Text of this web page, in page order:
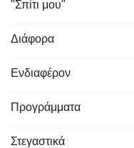
"Σπίτι μου"
Διάφορα
Ενδιαφέρον
Προγράμματα
Στεγαστικά